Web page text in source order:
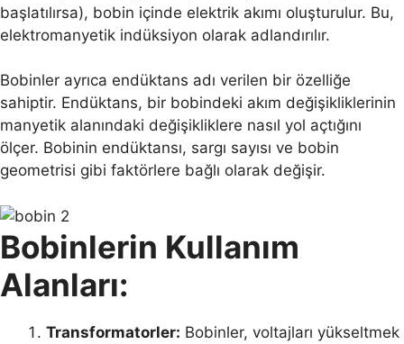
başlatılırsa), bobin içinde elektrik akımı oluşturulur. Bu,
elektromanyetik indüksiyon olarak adlandırılır.
Bobinler ayrıca endüktans adı verilen bir özelliğe
sahiptir. Endüktans, bir bobindeki akım değişikliklerinin
manyetik alanındaki değişikliklere nasıl yol açtığını
ölçer. Bobinin endüktansı, sargı sayısı ve bobin
geometrisi gibi faktörlere bağlı olarak değişir.
Bobinlerin Kullanım
Alanları:
Transformatorler: Bobinler, voltajları yükseltmek